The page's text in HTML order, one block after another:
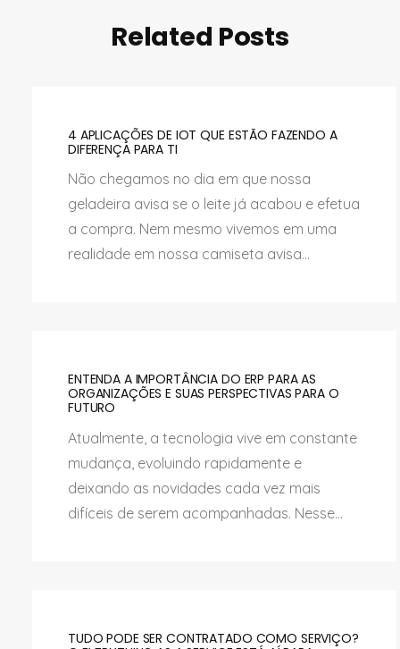
Related Posts
4 APLICAÇÕES DE IOT QUE ESTÃO FAZENDO A
DIFERENÇA PARA TI
Não chegamos no dia em que nossa
geladeira avisa se o leite já acabou e efetua
a compra. Nem mesmo vivemos em uma
realidade em nossa camiseta avisa...
ENTENDA A IMPORTÂNCIA DO ERP PARA AS
ORGANIZAÇÕES E SUAS PERSPECTIVAS PARA O
FUTURO
Atualmente, a tecnologia vive em constante
mudança, evoluindo rapidamente e
deixando as novidades cada vez mais
difíceis de serem acompanhadas. Nesse...
TUDO PODE SER CONTRATADO COMO SERVIÇO?